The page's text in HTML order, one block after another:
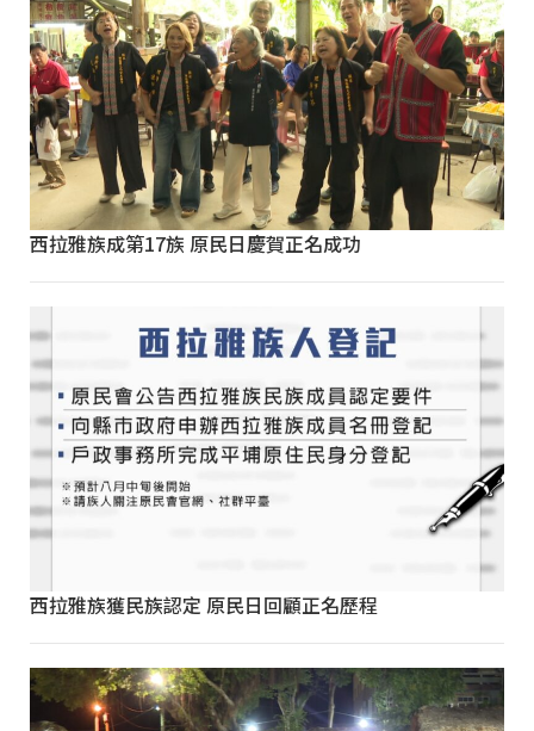
西拉雅族成第17族 原民日慶賀正名成功
西拉雅族獲民族認定 原民日回顧正名歷程